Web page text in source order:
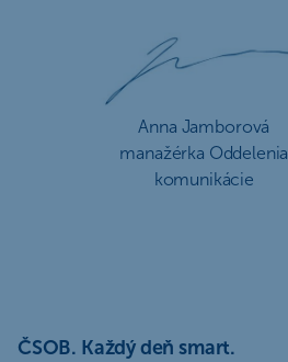
Anna Jamborová
manažérka Oddelenia
komunikácie
ČSOB. Každý deň smart.